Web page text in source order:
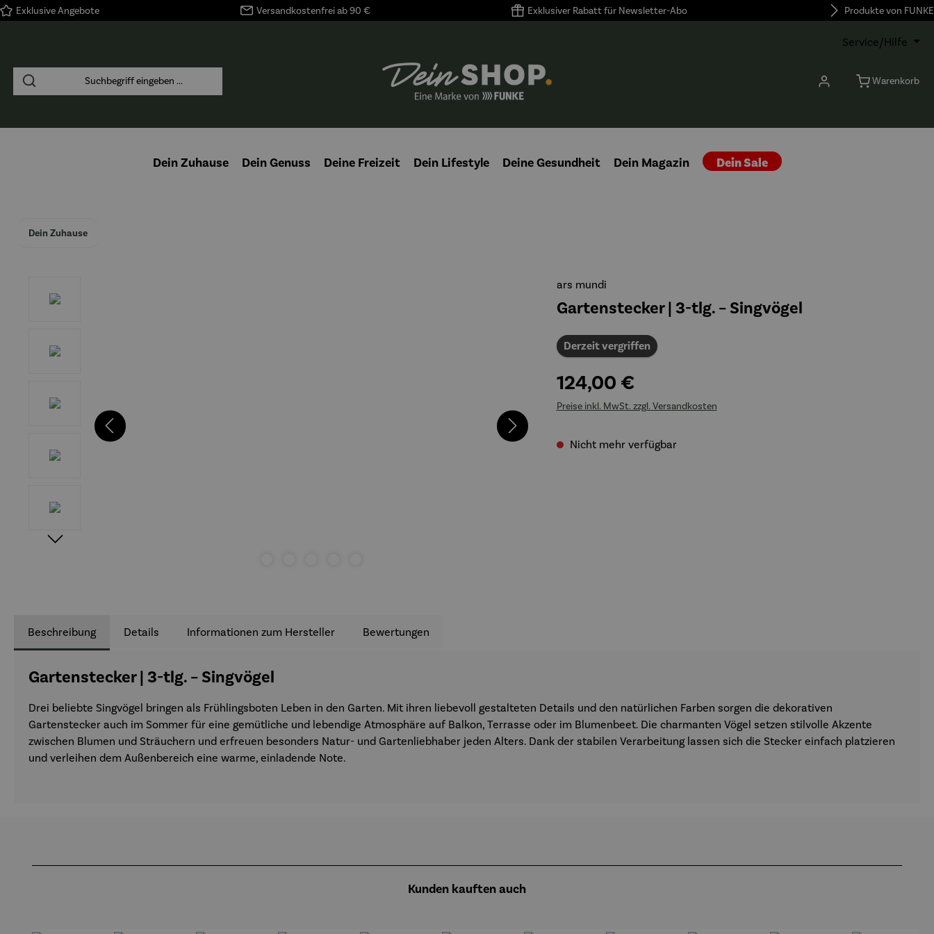
Zur Hauptnavigation springen
Exklusive Angebote Versandkostenfrei ab 90 € Exklusiver Rabatt für Newsletter-Abo Produkte von FUNKE
Service/Hilfe
Warenkorb
Dein Zuhause Dein Genuss Deine Freizeit Dein Lifestyle Deine Gesundheit Dein Magazin Dein Sale
Dein Zuhause
ars mundi
Gartenstecker | 3-tlg. – Singvögel
Derzeit vergriffen
124,00 €
Preise inkl. MwSt. zzgl. Versandkosten
Nicht mehr verfügbar
Beschreibung Details Informationen zum Hersteller Bewertungen
Gartenstecker | 3-tlg. – Singvögel
Drei beliebte Singvögel bringen als Frühlingsboten Leben in den Garten. Mit ihren liebevoll gestalteten Details und den natürlichen Farben sorgen die dekorativen
Gartenstecker auch im Sommer für eine gemütliche und lebendige Atmosphäre auf Balkon, Terrasse oder im Blumenbeet. Die charmanten Vögel setzen stilvolle Akzente
zwischen Blumen und Sträuchern und erfreuen besonders Natur- und Gartenliebhaber jeden Alters. Dank der stabilen Verarbeitung lassen sich die Stecker einfach platzieren
und verleihen dem Außenbereich eine warme, einladende Note.
Kunden kauften auch